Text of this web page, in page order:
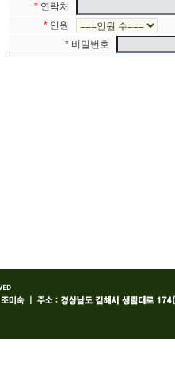
* 연락처
* 인원
* 비밀번호